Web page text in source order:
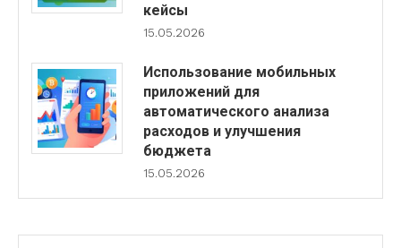
кейсы
15.05.2026
Использование мобильных
приложений для
автоматического анализа
расходов и улучшения
бюджета
15.05.2026